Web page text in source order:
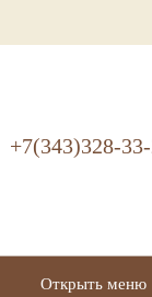
+7(343)328-
Открыть меню